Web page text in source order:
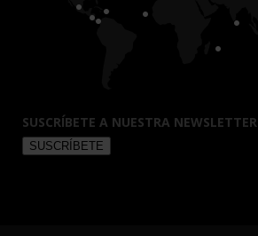
SUSCRÍBETE A NUESTRA NEWSLETTER
SUSCRÍBETE